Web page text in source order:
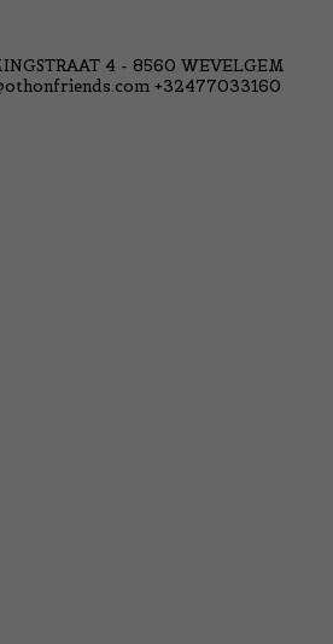
4 - 8560 WEVELGEM
+32477033160